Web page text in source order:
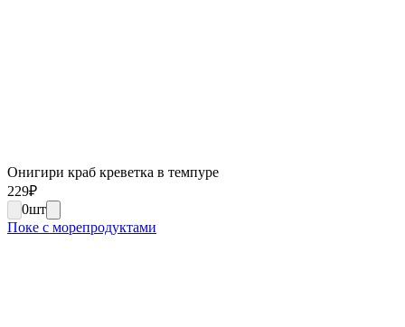
Онигири краб креветка в темпуре
229₽
0шт
Поке с морепродуктами